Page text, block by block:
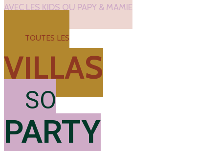
AVEC LES KIDS OU PAPY & MAMIE
TOUTES LES
VILLAS
SO
PARTY